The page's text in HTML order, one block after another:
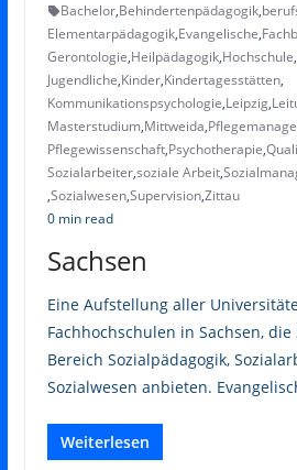
Bachelor,Behindertenpädagogik,
Elementarpädagogik,Evangelische,
Gerontologie,Heilpädagogik,Hochschule,
Jugendliche,Kinder,Kindertagesstätten,
Kommunikationspsychologie,Leipzig,
Masterstudium,Mittweida,
Pflegewissenschaft,Psychotherapie,
Sozialarbeiter,soziale Arbeit,
,Sozialwesen,Supervision,Zittau
0 min read
Sachsen
Eine Aufstellung aller
Fachhochschulen in Sachsen,
Bereich Sozialpädagogik,
Sozialwesen anbieten.
Weiterlesen